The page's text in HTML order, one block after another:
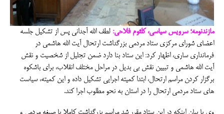
مازندنومه؛ سرویس سیاسی، کلثوم فلاحی: لطف الله آجدانی پس از تشکیل جلسه
اعضای شورای مرکزی ستاد مردمی بزرگداشت ارتحال آیت الله هاشمی در
فرمانداری ساری، اظهار کرد: این ستاد بنا دارد ضمن تجلیل از شخصیت و نقش
آیت الله هاشمی و تبیین نقش بی بدیل در مراحل مختلف انقلاب، برای باشکوه
برگزار کردن مراسم ارتحال، ابتدا کمیته اجرایی تشکیل داده و این کمیته، سیاست
های ستاد مردمی ارتحال را در استان به نحو مطلوب اجرا کند.